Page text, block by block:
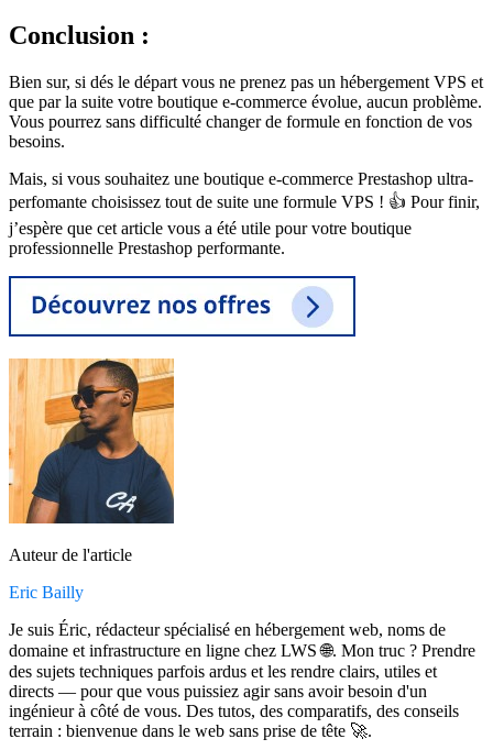
Conclusion :
Bien sur, si dés le départ vous ne prenez pas un hébergement VPS et
que par la suite votre boutique e-commerce évolue, aucun problème.
Vous pourrez sans difficulté changer de formule en fonction de vos
besoins.
Mais, si vous souhaitez une boutique e-commerce Prestashop ultra-
perfomante choisissez tout de suite une formule VPS ! 👍 Pour finir,
j’espère que cet article vous a été utile pour votre boutique
professionnelle Prestashop performante.
Auteur de l'article
Eric Bailly
Je suis Éric, rédacteur spécialisé en hébergement web, noms de
domaine et infrastructure en ligne chez LWS 🌐. Mon truc ? Prendre
des sujets techniques parfois ardus et les rendre clairs, utiles et
directs — pour que vous puissiez agir sans avoir besoin d'un
ingénieur à côté de vous. Des tutos, des comparatifs, des conseils
terrain : bienvenue dans le web sans prise de tête 🚀.